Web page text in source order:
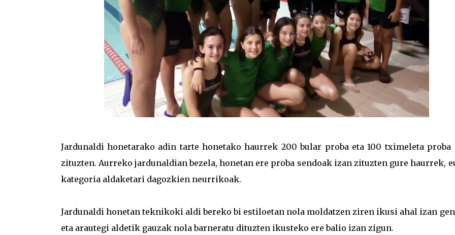
Jardunaldi honetarako adin tarte honetako haurrek 200 bular proba eta 100 tximeleta proba
zituzten. Aurreko jardunaldian bezela, honetan ere proba sendoak izan zituzten gure haurrek,
kategoria aldaketari dagozkien neurrikoak.
Jardunaldi honetan teknikoki aldi bereko bi estiloetan nola moldatzen ziren ikusi ahal izan
eta arautegi aldetik gauzak nola barneratu dituzten ikusteko ere balio izan zigun.